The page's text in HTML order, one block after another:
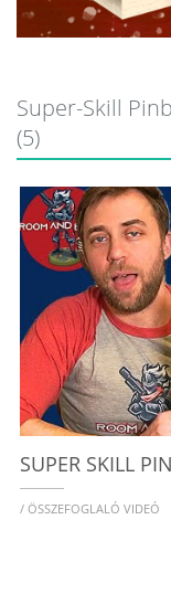
Super-Skill
(5)
SUPER SKILL
/ ÖSSZEFOGLALÓ VIDEÓ